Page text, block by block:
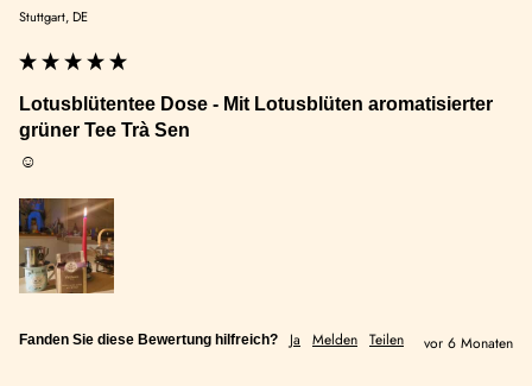
Stuttgart, DE
Lotusblütentee Dose - Mit Lotusblüten aromatisierter
grüner Tee Trà Sen
☺️
Fanden Sie diese Bewertung hilfreich? Ja Melden Teilen vor 6 Monaten